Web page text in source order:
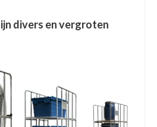
divers en vergroten